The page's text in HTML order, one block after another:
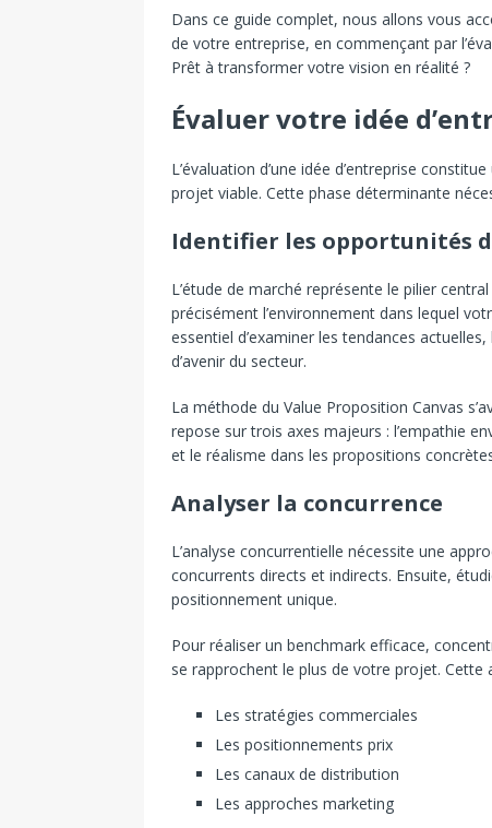
Dans ce guide complet, nous allons vous
de votre entreprise, en commençant par
Prêt à transformer votre vision en réalité ?
Évaluer votre idée
L’évaluation d’une idée d’entreprise
projet viable. Cette phase déterminante
Identifier les opportunités
L’étude de marché représente le pilier
précisément l’environnement dans lequel
essentiel d’examiner les tendances
d’avenir du secteur.
La méthode du Value Proposition Canvas
repose sur trois axes majeurs : l’empathie
et le réalisme dans les propositions
Analyser la concurrence
L’analyse concurrentielle nécessite une
concurrents directs et indirects. Ensuite,
positionnement unique.
Pour réaliser un benchmark efficace,
se rapprochent le plus de votre projet. Cette
Les stratégies commerciales
Les positionnements prix
Les canaux de distribution
Les approches marketing